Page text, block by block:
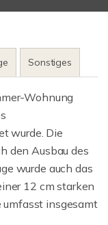
Sonstiges
Wohnung
wurde. Die
den Ausbau des
wurde auch das
12 cm starken
umfasst insgesamt